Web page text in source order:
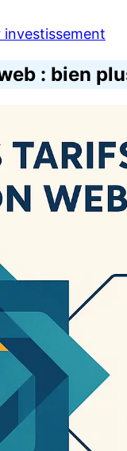
: bien